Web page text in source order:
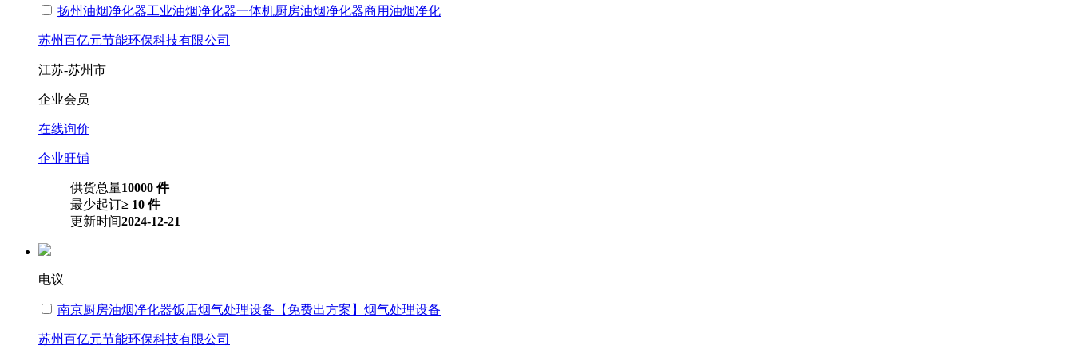
扬州油烟净化器工业油烟净化器一体机厨房油烟净化器商用油烟净化
苏州百亿元节能环保科技有限公司
江苏-苏州市
企业会员
在线询价
企业旺铺
供货总量10000 件
最少起订≥ 10 件
更新时间2024-12-21
电议
南京厨房油烟净化器饭店烟气处理设备【免费出方案】烟气处理设备
苏州百亿元节能环保科技有限公司